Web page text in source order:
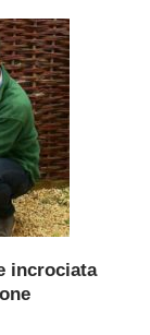
incrociata